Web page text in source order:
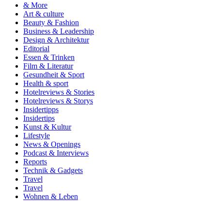
& More
Art & culture
Beauty & Fashion
Business & Leadership
Design & Architektur
Editorial
Essen & Trinken
Film & Literatur
Gesundheit & Sport
Health & sport
Hotelreviews & Stories
Hotelreviews & Storys
Insidertipps
Insidertips
Kunst & Kultur
Lifestyle
News & Openings
Podcast & Interviews
Reports
Technik & Gadgets
Travel
Travel
Wohnen & Leben